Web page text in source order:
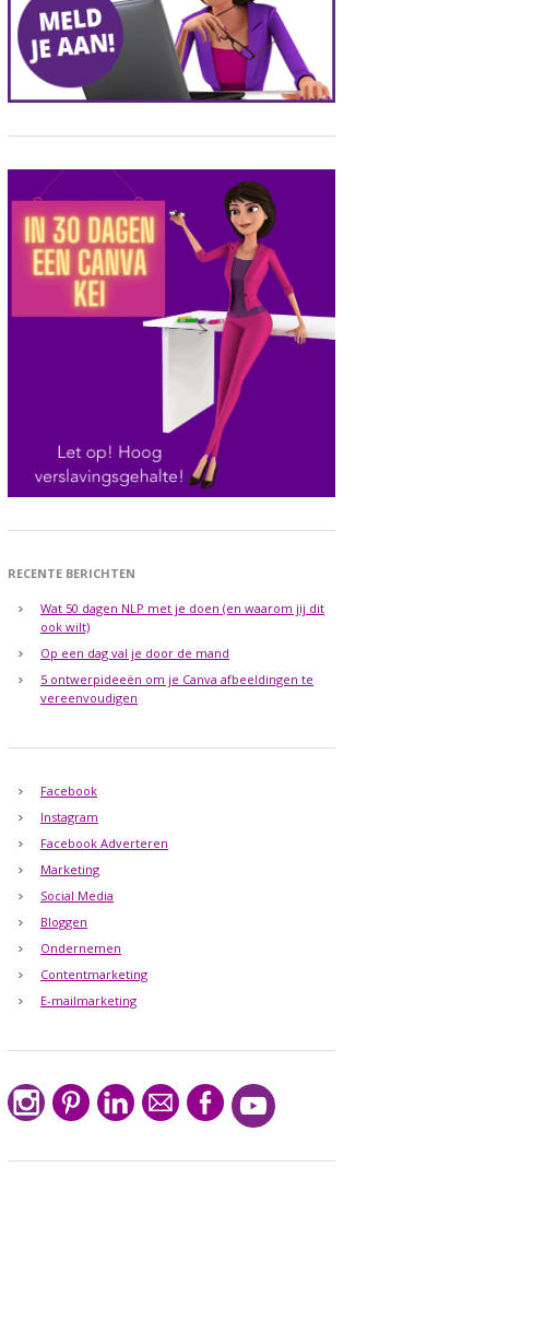
RECENTE BERICHTEN
Wat 50 dagen NLP met je doen (en waarom jij dit
ook wilt)
Op een dag val je door de mand
5 ontwerpideeën om je Canva afbeeldingen te
vereenvoudigen
Facebook
Instagram
Facebook Adverteren
Marketing
Social Media
Bloggen
Ondernemen
Contentmarketing
E-mailmarketing